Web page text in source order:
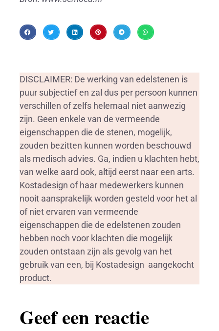
DISCLAIMER: De werking van edelstenen is
puur subjectief en zal dus per persoon kunnen
verschillen of zelfs helemaal niet aanwezig
zijn. Geen enkele van de vermeende
eigenschappen die de stenen, mogelijk,
zouden bezitten kunnen worden beschouwd
als medisch advies. Ga, indien u klachten hebt,
van welke aard ook, altijd eerst naar een arts.
Kostadesign of haar medewerkers kunnen
nooit aansprakelijk worden gesteld voor het al
of niet ervaren van vermeende
eigenschappen die de edelstenen zouden
hebben noch voor klachten die mogelijk
zouden ontstaan zijn als gevolg van het
gebruik van een, bij Kostadesign aangekocht
product.
Geef een reactie